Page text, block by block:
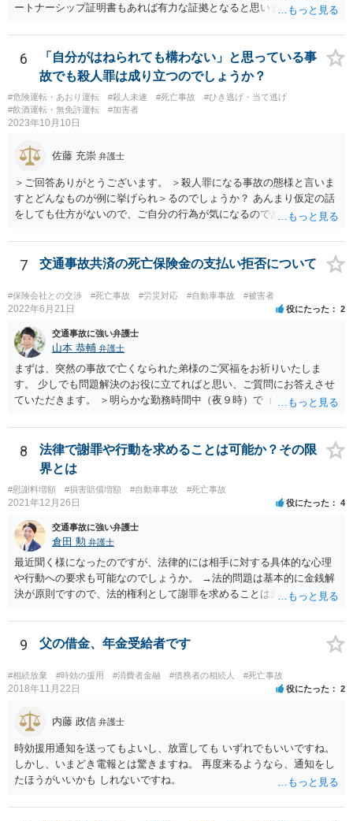
ートナーシップ証明書もあれば有力な証拠となると思います。
6
「自分がはねられても構わない」と思っている事
故でも殺人罪は成り立つのでしょうか？
#危険運転・あおり運転 #殺人未遂 #死亡事故
#ひき逃げ・当て逃げ
#飲酒運転・無免許運転
#加害者
2023年10月10日
佐藤 充崇 弁護士
＞ご回答ありがとうございます。 ＞殺人罪になる事故の態様と言いま
すとどんなものが例に挙げられ＞るのでしょうか？ あんまり仮定の話
をしても仕方がないので、ご自分の行為が気になるのであれば、何を
か、直接弁護士に相談に行くかしたほうがいいと思います。 殺人罪に
なりうる事故の態様だと、自転車が改造自転車か何かで時速１００キ
ロや１５０キロくらい出していれば殺人罪の実行行為性は認められる
と思いますので、殺人罪が成立しえますが・・・ 思いつく限りの例を
全て挙げるのは不可能ではあります。 ＞私は決して人を殺そうと思っ
て危険な運転をしたわけではありま＞せん。 殺人罪の故意は、「自分
の危険な運転で誰か人が死んでも構わない」くらいで成立します。そ
して自分でそう思っていなくても、客観的に人が死んでもおかしくな
い危険行為を、危険だと知っていてやると故意は認められてしまう可
能性が高いです。人を殺そうという意欲までは不要です。
7 交通事故共済の死亡保険金の支払い拒否について
#保険会社との交渉 #死亡事故 #労災対応 #自動車事故 #被害者
2022年6月21日 役にたった 2
交通事故に強い弁護士
山本 恭輔 弁護士
まずは、突然の事故で亡くなられた弟様のご冥福をお祈りいたしま
す。 少しでも問題解決のお役に立てればと思い、ご質問にお答えさせ
ていただきます。 ＞明らかな勤務時間中（夜９時）で（元従業員の証
相手方の言い分は通るのでしょうか？ 勿論、正式に支払い拒否となれ
ば、裁判になると思いますが、勝算はありますか？ →共済組合の対応
はやや硬直的なように感じますが、相手方の言い分が通るか、そして
その裏返しとして裁判での勝算があるかは、共済約款などに規定され
ている給付金の支給要件や、証拠の有無によってきますので、この掲
示板では最終的な回答というのは難しいと思われます。 金額も大き
く、非常に重要な件かと思いますので、今後の方針の検討も含め一度
面談にて法律相談をされることをおすすめします。
8
法律で謝罪や行動を求めることは可能か？その限
界とは
#慰謝料増額 #損害賠償増額 #自動車事故 #死亡事故
2021年12月26日 役にたった 4
交通事故に強い弁護士
倉田 勲 弁護士
最近聞く様になったのですが、法律的には相手に対する具体的な心理
や行動への要求も可能なのでしょうか。 →法的問題は基本的に金銭解
決が原則ですので、法的権利として謝罪を求めることは原則としてで
書に相手の合意の下で謝罪の文言を入れることはあります。それ以上
に相手に謝罪を強制することはできません。
9 父の借金、年金受給者です
#相続放棄 #時効の援用 #消費者金融 #債務者の相続人 #死亡事故
2018年11月22日 役にたった 2
内藤 政信 弁護士
時効援用通知を送ってもよいし、放置しても いずれでもいいですね。
しかし、いまどき電報とは驚きますね。 再度来るようなら、通知をし
たほうがいいかも しれないですね。